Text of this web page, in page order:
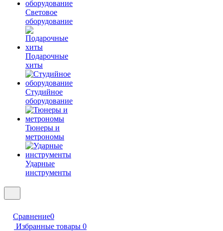
Световое
оборудование
Подарочные
хиты
Студийное
оборудование
Тюнеры и
метрономы
Ударные
инструменты
Сравнение0
Избранные товары 0